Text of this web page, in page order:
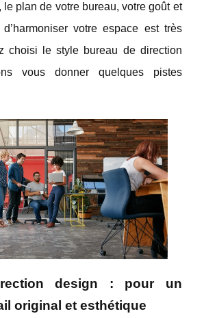
plan de votre bureau, votre goût et
votre espace est très
choisi le style bureau de direction
vous donner quelques pistes
design : pour un
original et esthétique